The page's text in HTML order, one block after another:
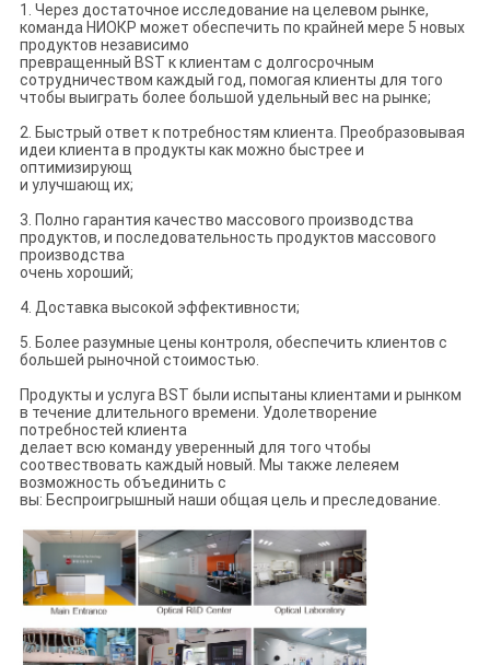
1. Через достаточное исследование на целевом рынке,
команда НИОКР может обеспечить по крайней мере 5 новых
продуктов независимо
превращенный BST к клиентам с долгосрочным
сотрудничеством каждый год, помогая клиенты для того
чтобы выиграть более большой удельный вес на рынке;
2. Быстрый ответ к потребностям клиента. Преобразовывая
идеи клиента в продукты как можно быстрее и
оптимизирующ
и улучшающ их;
3. Полно гарантия качество массового производства
продуктов, и последовательность продуктов массового
производства
очень хороший;
4. Доставка высокой эффективности;
5. Более разумные цены контроля, обеспечить клиентов с
большей рыночной стоимостью.
Продукты и услуга BST были испытаны клиентами и рынком
в течение длительного времени. Удолетворение
потребностей клиента
делает всю команду уверенный для того чтобы
соотвествовать каждый новый. Мы также лелеяем
возможность объединить с
вы: Беспроигрышный наши общая цель и преследование.